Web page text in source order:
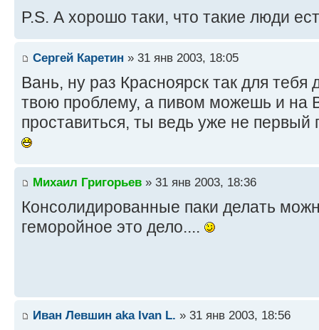
P.S. А хорошо таки, что такие люди
Сергей Каретин » 31 янв 2003, 18:05
Вань, ну раз Красноярск так для
твою проблему, а пивом можешь и на
проставиться, ты ведь уже не первый
Михаил Григорьев » 31 янв 2003, 18:36
Консолидированные паки делать
геморойное это дело....
Иван Левшин aka Ivan L. » 31 янв 2003, 18:56